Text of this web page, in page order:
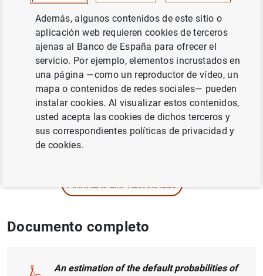
Serie: Documentos Ocasionales. 2319.
Autor:Roberto Blanco, Elena Fernández ,
Miguel García-Posada GómezySergio
Mayordomo
CRÉDITO
SOCIEDADES NO FINANCIERAS, EMPRESAS
Documento completo
An estimation of the default probabilities of
Además, algunos contenidos de este sitio o
aplicación web requieren cookies de terceros
ajenas al Banco de España para ofrecer el
servicio. Por ejemplo, elementos incrustados en
una página —como un reproductor de vídeo, un
mapa o contenidos de redes sociales— pueden
instalar cookies. Al visualizar estos contenidos,
usted acepta las cookies de dichos terceros y
sus correspondientes políticas de privacidad y
de cookies.